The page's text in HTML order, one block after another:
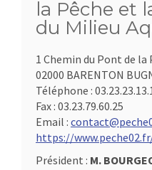
la Pêche et
du Milieu
1 Chemin du Pont de la
02000 BARENTON
Téléphone :
Fax : 03.23.79.60.25
Email :
https://
Président : M.